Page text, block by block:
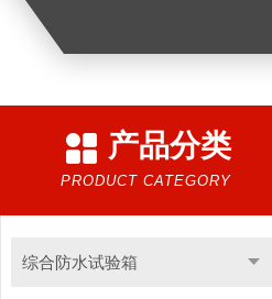
产品分类
PRODUCT CATEGORY
综合防水试验箱